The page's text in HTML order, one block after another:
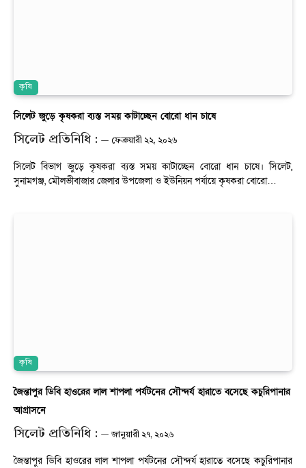
কৃষি
সিলেট জুড়ে কৃষকরা ব্যস্ত সময় কাটাচ্ছেন বোরো ধান চাষে
সিলেট প্রতিনিধি : ফেব্রুয়ারী ২২, ২০২৬
সিলেট বিভাগ জুড়ে কৃষকরা ব্যস্ত সময় কাটাচ্ছেন বোরো ধান চাষে। সিলেট,
সুনামগঞ্জ, মৌলভীবাজার জেলার উপজেলা ও ইউনিয়ন পর্যায়ে কৃষকরা বোরো…
কৃষি
জৈন্তাপুর ডিবি হাওরের লাল শাপলা পর্যটনের সৌন্দর্য হারাতে বসেছে কচুরিপানার
আগ্রাসনে
সিলেট প্রতিনিধি : জানুয়ারী ২৭, ২০২৬
জৈন্তাপুর ডিবি হাওরের লাল শাপলা পর্যটনের সৌন্দর্য হারাতে বসেছে কচুরিপানার